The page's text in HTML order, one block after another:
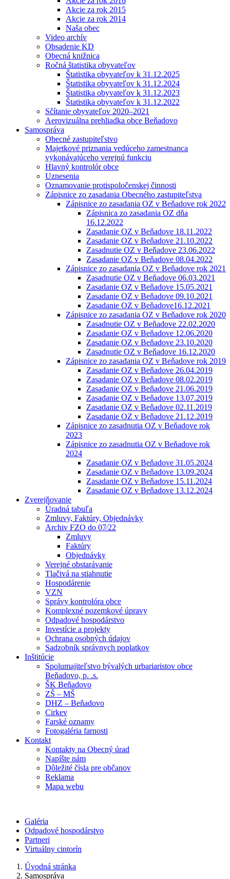
Akcie za rok 2015
Akcie za rok 2014
Naša obec
Video archív
Obsadenie KD
Obecná knižnica
Ročná štatistika obyvateľov
Štatistika obyvateľov k 31.12.2025
Štatistika obyvateľov k 31.12.2024
Štatistika obyvateľov k 31.12.2023
Štatistika obyvateľov k 31.12.2022
Sčítanie obyvateľov 2020–2021
Aerovizuálna prehliadka obce Beňadovo
Samospráva
Obecné zastupiteľstvo
Majetkové priznania vedúceho zamestnanca
vykonávajúceho verejnú funkciu
Hlavný kontrolór obce
Uznesenia
Oznamovanie protispoločenskej činnosti
Zápisnice zo zasadania Obecného zastupiteľstva
Zápisnice zo zasadania OZ v Beňadove rok 2022
Zápisnica zo zasadania OZ dňa
16.12.2022
Zasadanie OZ v Beňadove 18.11.2022
Zasadanie OZ v Beňadove 21.10.2022
Zasadnutie OZ v Beňadove 23.06.2022
Zasadanie OZ v Beňadove 08.04.2022
Zápisnice zo zasadania OZ v Beňadove rok 2021
Zasadnutie OZ v Beňadove 06.03.2021
Zasadanie OZ v Beňadove 15.05.2021
Zasadanie OZ v Beňadove 09.10.2021
Zasadanie OZ v Beňadove16.12.2021
Zápisnice zo zasadania OZ v Beňadove rok 2020
Zasadnutie OZ v Beňadove 22.02.2020
Zasadanie OZ v Beňadove 12.06.2020
Zasadanie OZ v Beňadove 23.10.2020
Zasadnutie OZ v Beňadove 16.12.2020
Zápisnice zo zasadania OZ v Beňadove rok 2019
Zasadanie OZ v Beňadove 26.04.2019
Zasadanie OZ v Beňadove 08.02.2019
Zasadanie OZ v Beňadove 21.06.2019
Zasadanie OZ v Beňadove 13.07.2019
Zasadanie OZ v Beňadove 02.11.2019
Zasadanie OZ v Beňadove 21.12.2019
Zápisnice zo zasadnutia OZ v Beňadove rok
2023
Zápisnice zo zasadnutia OZ v Beňadove rok
2024
Zasadanie OZ v Beňadove 31.05.2024
Zasadanie OZ v Beňadove 13.09.2024
Zasadanie OZ v Beňadove 15.11.2024
Zasadanie OZ v Beňadove 13.12.2024
Zverejňovanie
Úradná tabuľa
Zmluvy, Faktúry, Objednávky
Archiv FZO do 07⁄22
Zmluvy
Faktúry
Objednávky
Verejné obstarávanie
Tlačivá na stiahnutie
Hospodárenie
VZN
Správy kontrolóra obce
Komplexné pozemkové úpravy
Odpadové hospodárstvo
Investície a projekty
Ochrana osobných údajov
Sadzobník správnych poplatkov
Inštitúcie
Spolumajiteľstvo bývalých urbariaristov obce
Beňadovo, p. .s.
ŠK Beňadovo
ZŠ – MŠ
DHZ – Beňadovo
Cirkev
Farské oznamy
Fotogaléria farnosti
Kontakt
Kontakty na Obecný úrad
Napíšte nám
Dôležité čísla pre občanov
Reklama
Mapa webu
Galéria
Odpadové hospodárstvo
Partneri
Virtuálny cintorín
Úvodná stránka
Samospráva